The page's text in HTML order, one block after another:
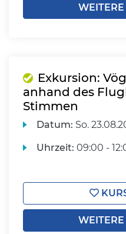
Exkursion:
anhand des
Stimmen
Datum: So.
Uhrzeit: 09:00 -